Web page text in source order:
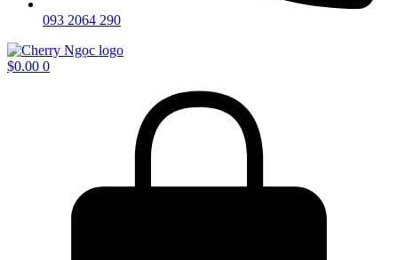
093 2064 290
$0.00 0